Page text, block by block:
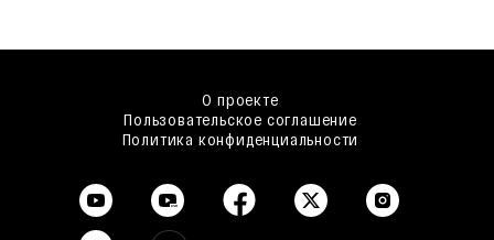
О проекте
Пользовательское соглашение
Политика конфиденциальности